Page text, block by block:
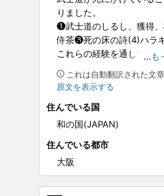
りました。
❶武士道のしるし、獲得
侍茶❸死の床の詩(4)ハラ
これらの経験を通して、
…も
これは自動翻訳された文章
原文を表示する
住んでいる国
和の国(JAPAN)
住んでいる都市
大阪